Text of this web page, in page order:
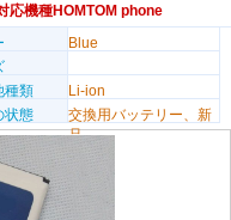
応機種HOMTOM phone
Blue
種類
Li-ion
状態
交換用バッテリー、新
品